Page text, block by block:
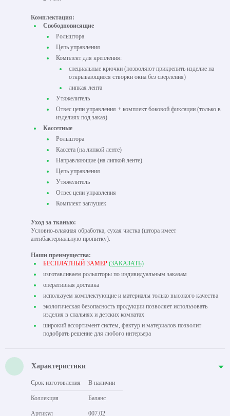
Комплектация:
Свободновисящие
Рольштора
Цепь управления
Комплект для крепления:
специальные крючки (позволяют прикрепить изделие на
открывающиеся створки окна без сверления)
липкая лента
Утяжелитель
Отвес цепи управления + комплект боковой фиксации (только в
изделиях под заказ)
Кассетные
Рольштора
Кассета (на липкой ленте)
Направляющие (на липкой ленте)
Цепь управления
Утяжелитель
Отвес цепи управления
Комплект заглушек
Уход за тканью:
Условно-влажная обработка, сухая чистка (штора имеет
антибактериальную пропитку).
Наши преимущества:
БЕСПЛАТНЫЙ ЗАМЕР (ЗАКАЗАТЬ)
изготавливаем рольшторы по индивидуальным заказам
оперативная доставка
используем комплектующие и материалы только высокого качества
экологическая безопасность продукции позволяет использовать
изделия в спальнях и детских комнатах
широкий ассортимент систем, фактур и материалов позволит
подобрать решение для любого интерьера
Характеристики
Срок изготовления В наличии
Коллекция Баланс
Артикул 007.02